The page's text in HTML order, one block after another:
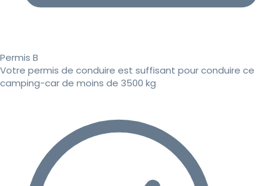
Permis B
Votre permis de conduire est suffisant pour conduire ce
camping-car de moins de 3500 kg